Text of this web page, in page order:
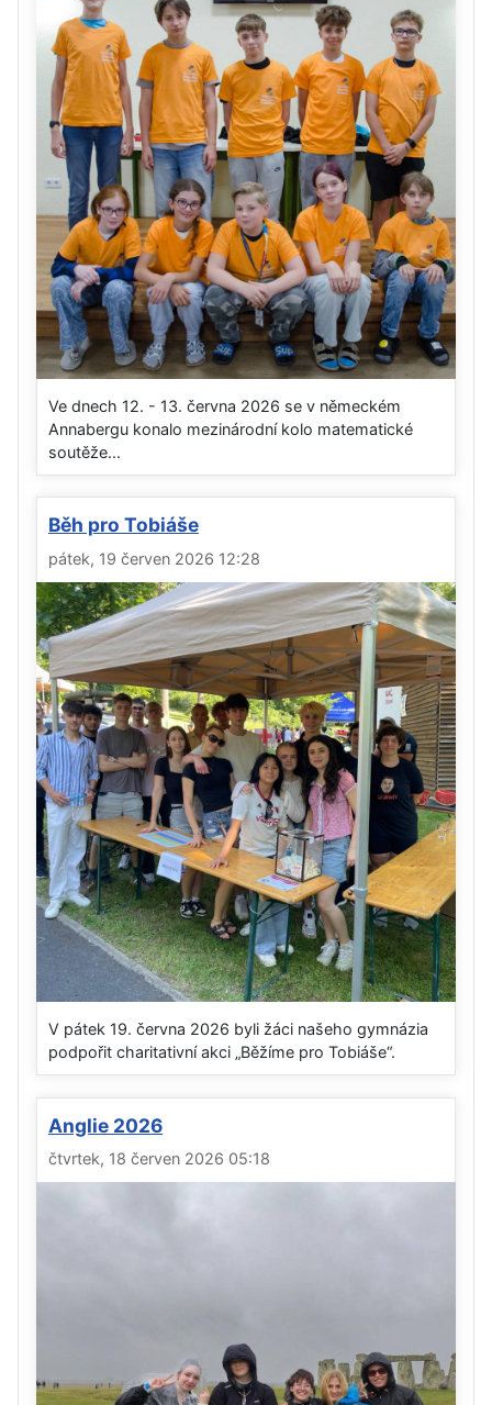
Ve dnech 12. - 13. června 2026 se v německém
Annabergu konalo mezinárodní kolo matematické
soutěže...
Běh pro Tobiáše
pátek, 19 červen 2026 12:28
V pátek 19. června 2026 byli žáci našeho gymnázia
podpořit charitativní akci „Běžíme pro Tobiáše“.
Anglie 2026
čtvrtek, 18 červen 2026 05:18